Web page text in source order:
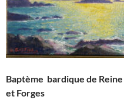
Baptème bardique de
et Forges